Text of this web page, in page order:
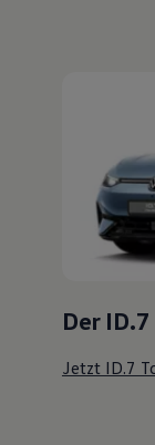
Der
Jetzt ID.7